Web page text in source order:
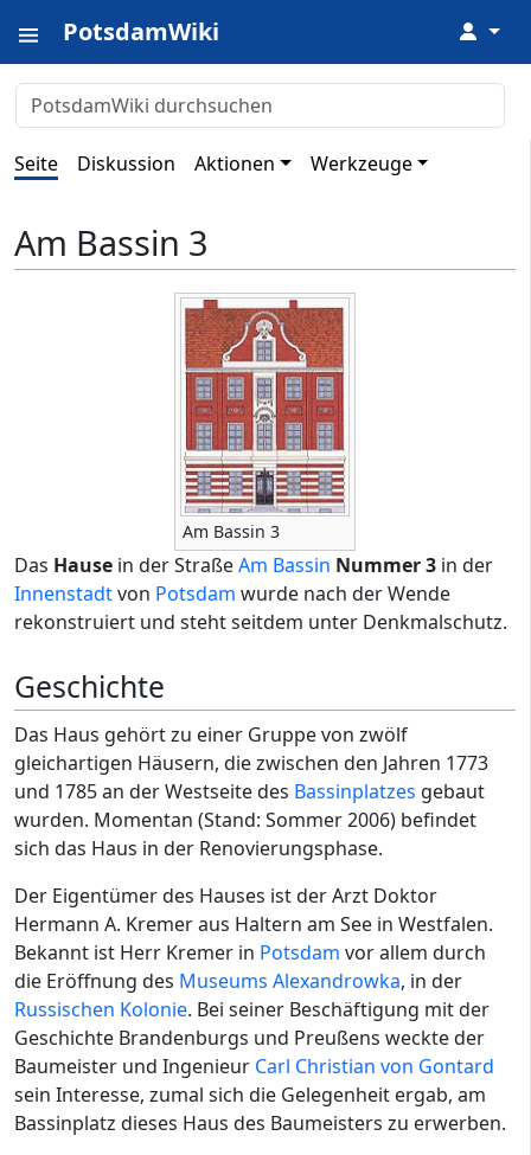
PotsdamWiki ↓
Seite Diskussion Aktionen Werkzeuge
Am Bassin 3
Am Bassin 3
Das Hause in der StraßeAm Bassin Nummer 3 in der
Innenstadtvon Potsdam wurde nach der Wende
rekonstruiert und steht seitdem unter Denkmalschutz.
Geschichte
Das Haus gehört zu einer Gruppe von zwölf
gleichartigen Häusern, die zwischen den Jahren 1773
und 1785 an der Westseite des Bassinplatzes gebaut
wurden. Momentan (Stand: Sommer 2006) befindet
sich das Haus in der Renovierungsphase.
Der Eigentümer des Hauses ist der Arzt Doktor
Hermann A. Kremer aus Haltern am See in Westfalen.
Bekannt ist Herr Kremer in Potsdam vor allem durch
die Eröffnung des Museums Alexandrowka, in der
Russischen Kolonie. Bei seiner Beschäftigung mit der
Geschichte Brandenburgs und Preußens weckte der
Baumeister und Ingenieur Carl Christian von Gontard
sein Interesse, zumal sich die Gelegenheit ergab, am
Bassinplatz dieses Haus des Baumeisters zu erwerben.